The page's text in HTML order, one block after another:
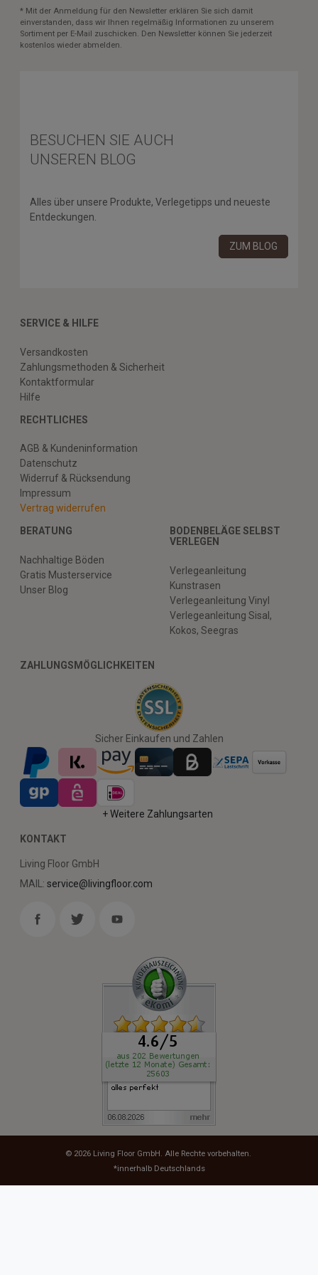
* Mit der Anmeldung für den Newsletter erklären Sie sich damit
einverstanden, dass wir Ihnen regelmäßig Informationen zu unserem
Sortiment per E-Mail zuschicken. Den Newsletter können Sie jederzeit
kostenlos wieder abmelden.
BESUCHEN SIE AUCH
UNSEREN BLOG
Alles über unsere Produkte, Verlegetipps und neueste
Entdeckungen.
ZUM BLOG
SERVICE & HILFE
Versandkosten
Zahlungsmethoden & Sicherheit
Kontaktformular
Hilfe
RECHTLICHES
AGB & Kundeninformation
Datenschutz
Widerruf & Rücksendung
Impressum
Vertrag widerrufen
BERATUNG
Nachhaltige Böden
Gratis Musterservice
Unser Blog
BODENBELÄGE SELBST
VERLEGEN
Verlegeanleitung
Kunstrasen
Verlegeanleitung Vinyl
Verlegeanleitung Sisal,
Kokos, Seegras
ZAHLUNGSMÖGLICHKEITEN
Sicher Einkaufen und Zahlen
+ Weitere Zahlungsarten
KONTAKT
Living Floor GmbH
MAIL: service@livingfloor.com
© 2026 Living Floor GmbH. Alle Rechte vorbehalten.
*innerhalb Deutschlands